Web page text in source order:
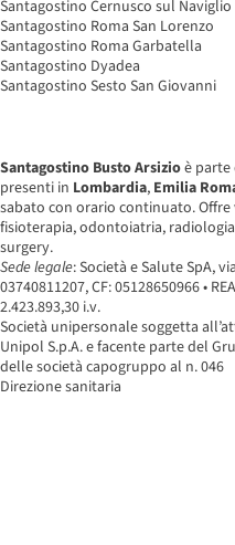
Santagostino Cernusco sul Naviglio
Santagostino Roma San Lorenzo
Santagostino Roma Garbatella
Santagostino Dyadea
Santagostino Sesto San Giovanni
Santagostino Busto Arsizioè
presenti in Lombardia, Emilia
sabato con orario continuato.
fisioterapia, odontoiatria,
surgery.
Sede legale: Società e Salute SpA,
03740811207, CF: 05128650966 •
2.423.893,30 i.v.
Società unipersonale soggetta
Unipol S.p.A. e facente parte del
delle società capogruppo al n. 046
Direzione sanitaria